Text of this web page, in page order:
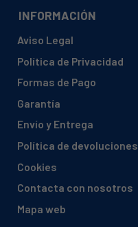
BLUE-SKY, BLF 1230
BLUE-SKY, BLF1260
BLUE-SKY, BLF1270.7
INFORMACIÓN
Aviso Legal
Política de Privacidad
Formas de Pago
Garantía
Envío y Entrega
Política de devoluciones
Cookies
Contacta con nosotros
Mapa web